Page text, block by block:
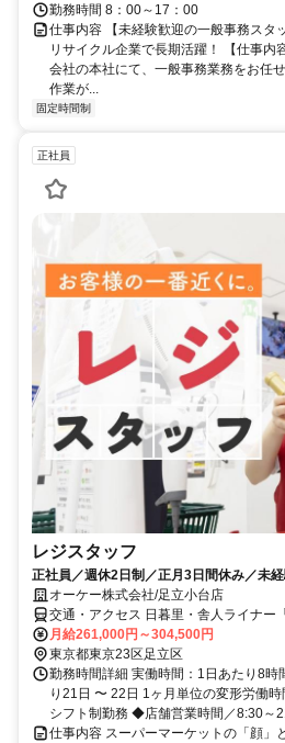
勤務時間 8：00～17：00
仕事内容 【未経験歓迎の一般事務スタ
リサイクル企業で長期活躍！ 【仕事内
会社の本社にて、一般事務業務をお任
作業が...
固定時間制
正社員
レジスタッフ
正社員／週休2日制／正月3日間休み／未経
オーケー株式会社/足立小台店
交通・アクセス 日暮里・舎人ライナー
月給261,000円～304,500円
東京都東京23区足立区
勤務時間詳細 実働時間：1日あたり8時
り21日 〜 22日 1ヶ月単位の変形労働
シフト制勤務 ◆店舗営業時間／8:30～
仕事内容 スーパーマーケットの「顔」